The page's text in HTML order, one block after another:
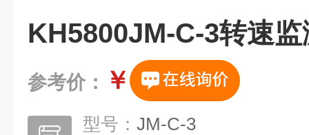
KH5800JM-C-3转速
参考价： ￥
型号： JM-C-3